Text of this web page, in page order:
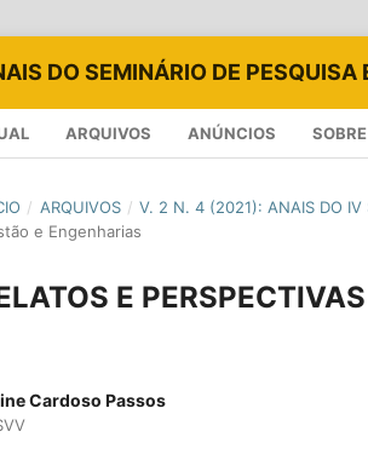
DO SEMINÁRIO DE
ARQUIVOS ANÚNCIOS SOBRE
/ ARQUIVOS / V. 2 N. 4 (2021): ANAIS DO IV
e Engenharias
E
Cardoso Passos